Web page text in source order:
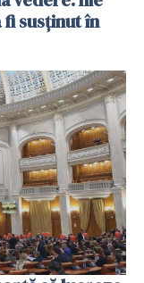
susținut în